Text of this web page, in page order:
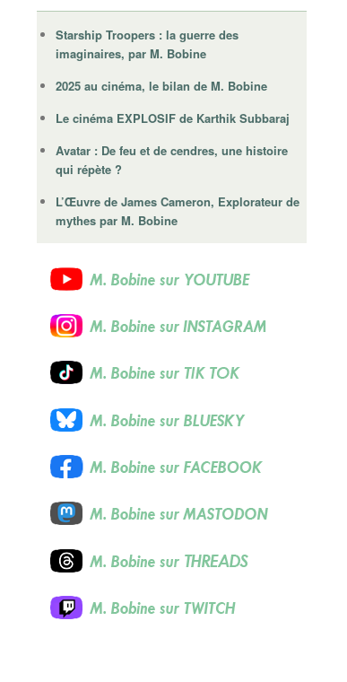
Starship Troopers : la guerre des
imaginaires, par M. Bobine
2025 au cinéma, le bilan de M. Bobine
Le cinéma EXPLOSIF de Karthik Subbaraj
Avatar : De feu et de cendres, une histoire
qui répète ?
L’Œuvre de James Cameron, Explorateur de
mythes par M. Bobine